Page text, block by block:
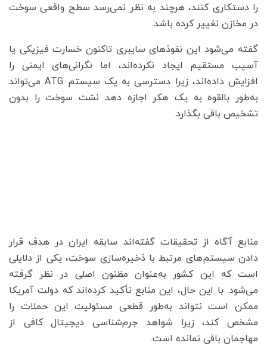
را دستکاری کنند، هرچند به نظر نمی‌رسد سطح واقعی سوخت
در مخازن تغییر کرده باشد.
گفته می‌شود این نفوذهای سایبری تاکنون خسارت فیزیکی یا
آسیب مستقیم ایجاد نکرده‌اند، اما نگرانی‌های ایمنی را
افزایش داده‌اند، زیرا دسترسی به یک سیستم ATG می‌تواند
به‌طور بالقوه به یک هکر اجازه دهد نشت سوخت را بدون
تشخیص باقی بگذارد.
منابع آگاه از تحقیقات گفته‌اند سابقه ایران در هدف قرار
دادن سیستم‌های مرتبط با ذخیره‌سازی سوخت، یکی از دلایلی
است که این کشور به‌عنوان مظنون اصلی در نظر گرفته
می‌شود. با این حال، این منابع تأکید کرده‌اند که دولت آمریکا
ممکن است نتواند به‌طور قطعی مسئولیت این حملات را
مشخص کند، زیرا شواهد جرم‌شناسی دیجیتال کافی از
مهاجمان باقی نمانده است.